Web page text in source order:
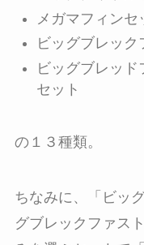
メガマフィンセ
ビッグブレッ
ビッグブレッ
セット
の１３種類。
ちなみに、「ビッ
グブレックファス